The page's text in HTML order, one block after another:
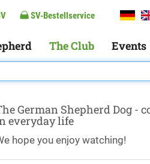
SV-Bestellservice
The Club Events
German Shepherd Dog -
everyday life
hope you enjoy watching!